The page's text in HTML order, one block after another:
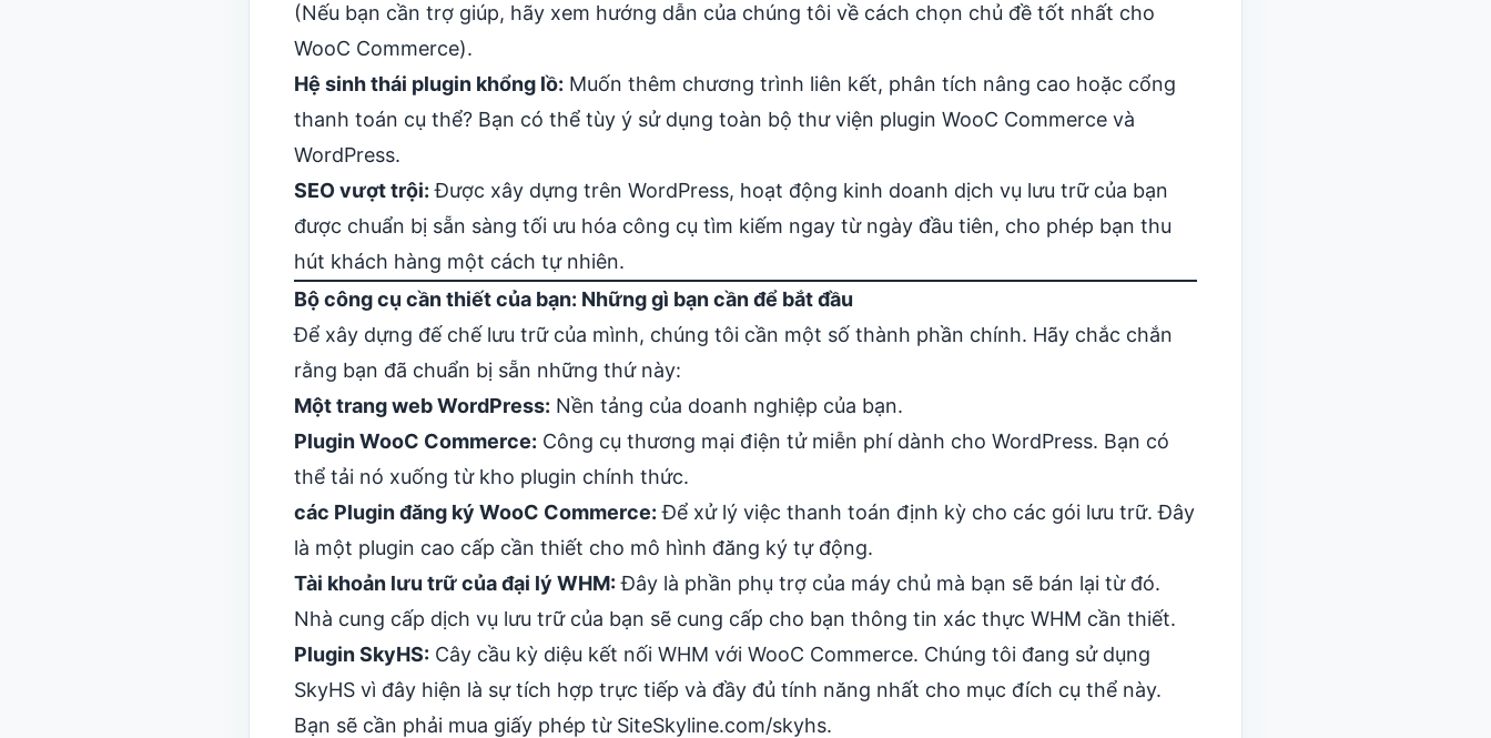
(Nếu bạn cần trợ giúp, hãy xem hướng dẫn của chúng tôi về cách chọn chủ đề tốt nhất cho
WooC Commerce).
Hệ sinh thái plugin khổng lồ: Muốn thêm chương trình liên kết, phân tích nâng cao hoặc cổng
thanh toán cụ thể? Bạn có thể tùy ý sử dụng toàn bộ thư viện plugin WooC Commerce và
WordPress.
SEO vượt trội: Được xây dựng trên WordPress, hoạt động kinh doanh dịch vụ lưu trữ của bạn
được chuẩn bị sẵn sàng tối ưu hóa công cụ tìm kiếm ngay từ ngày đầu tiên, cho phép bạn thu
hút khách hàng một cách tự nhiên.
Bộ công cụ cần thiết của bạn: Những gì bạn cần để bắt đầu
Để xây dựng đế chế lưu trữ của mình, chúng tôi cần một số thành phần chính. Hãy chắc chắn
rằng bạn đã chuẩn bị sẵn những thứ này:
Một trang web WordPress: Nền tảng của doanh nghiệp của bạn.
Plugin WooC Commerce: Công cụ thương mại điện tử miễn phí dành cho WordPress. Bạn có
thể tải nó xuống từ kho plugin chính thức.
các Plugin đăng ký WooC Commerce: Để xử lý việc thanh toán định kỳ cho các gói lưu trữ. Đây
là một plugin cao cấp cần thiết cho mô hình đăng ký tự động.
Tài khoản lưu trữ của đại lý WHM: Đây là phần phụ trợ của máy chủ mà bạn sẽ bán lại từ đó.
Nhà cung cấp dịch vụ lưu trữ của bạn sẽ cung cấp cho bạn thông tin xác thực WHM cần thiết.
Plugin SkyHS: Cây cầu kỳ diệu kết nối WHM với WooC Commerce. Chúng tôi đang sử dụng
SkyHS vì đây hiện là sự tích hợp trực tiếp và đầy đủ tính năng nhất cho mục đích cụ thể này.
Bạn sẽ cần phải mua giấy phép từ SiteSkyline.com/skyhs.